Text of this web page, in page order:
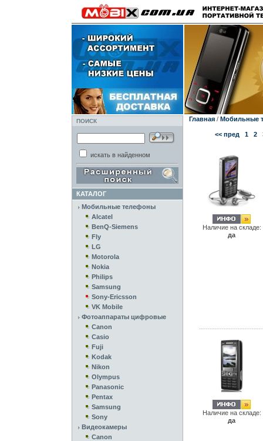
ПОИСК
искать в найденном
КАТАЛОГ
Мобильные телефоны
Alcatel
BenQ-Siemens
Fly
LG
Motorola
Nokia
Philips
Samsung
Sony-Ericsson
VK Mobile
Фотоаппараты цифровые
Canon
Casio
Fuji
Kodak
Nikon
Olympus
Panasonic
Pentax
Samsung
Sony
Видеокамеры
Canon
Главная/ Мобильные
<< пред 1 2
Наличие на складе:
да
Наличие на складе:
да